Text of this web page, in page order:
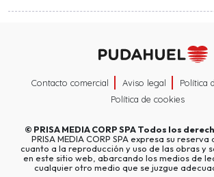
Contacto comercial Aviso legal
Política
Política de cookies
© PRISA MEDIA CORP SPATodos los
PRISA MEDIA CORP SPA expresa su
cuanto a la reproducción y uso de las obras y
en este sitio web, abarcando los medios de
cualquier otro medio que se juzgue